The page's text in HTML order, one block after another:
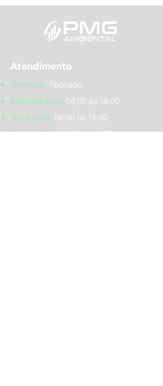
Atendimento
Domingo: Fechado
Segunda-feira: 08:00 às 18:00
Terça -feira: 08:00 às 18:00
Quarta -feira:08:00 às 18:00